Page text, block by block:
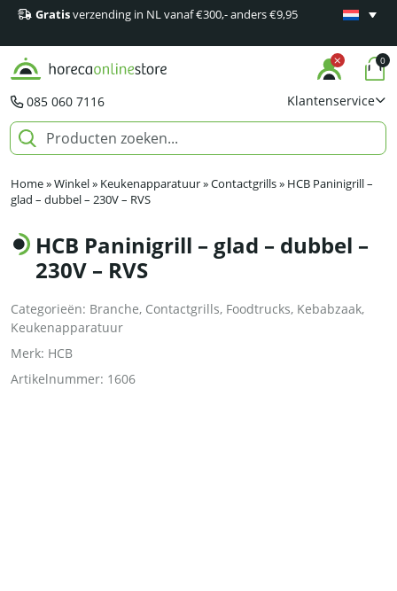
Gratisverzending in NL vanaf €300,- anders €9,95
Minimaal
085 060 7116 Klantenservice
0
Home»Winkel» Keukenapparatuur»Contactgrills» HCB Paninigrill –
glad – dubbel – 230V – RVS
HCB Paninigrill – glad – dubbel –
230V – RVS
Categorieën: Branche, Contactgrills, Foodtrucks, Kebabzaak,
Keukenapparatuur
Merk: HCB
Artikelnummer: 1606